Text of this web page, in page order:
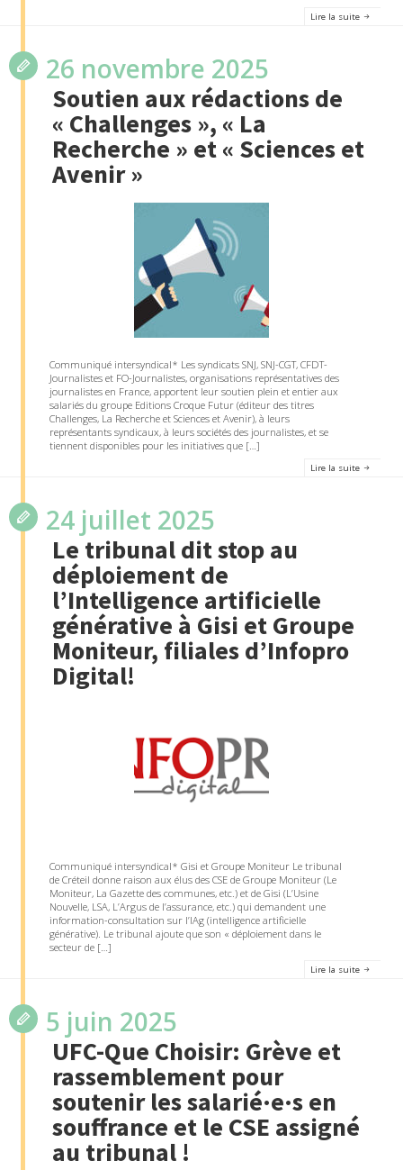
Lire la suite
26 novembre 2025
Soutien aux rédactions de
« Challenges », « La
Recherche » et « Sciences et
Avenir »
Communiqué intersyndical* Les syndicats SNJ, SNJ-CGT, CFDT-
Journalistes et FO-Journalistes, organisations représentatives des
journalistes en France, apportent leur soutien plein et entier aux
salariés du groupe Editions Croque Futur (éditeur des titres
Challenges, La Recherche et Sciences et Avenir), à leurs
représentants syndicaux, à leurs sociétés des journalistes, et se
tiennent disponibles pour les initiatives que […]
Lire la suite
24 juillet 2025
Le tribunal dit stop au
déploiement de
l’Intelligence artificielle
générative à Gisi et Groupe
Moniteur, filiales d’Infopro
Digital!
Communiqué intersyndical* Gisi et Groupe Moniteur Le tribunal
de Créteil donne raison aux élus des CSE de Groupe Moniteur (Le
Moniteur, La Gazette des communes, etc.) et de Gisi (L’Usine
Nouvelle, LSA, L’Argus de l’assurance, etc.) qui demandent une
information-consultation sur l’IAg (intelligence artificielle
générative). Le tribunal ajoute que son « déploiement dans le
secteur de […]
Lire la suite
5 juin 2025
UFC-Que Choisir: Grève et
rassemblement pour
soutenir les salarié·e·s en
souffrance et le CSE assigné
au tribunal !